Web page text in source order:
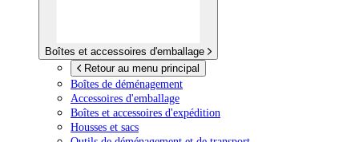
Boîtes et accessoires d'emballage
Retour au menu principal
Boîtes de déménagement
Accessoires d'emballage
Boîtes et accessoires d'expédition
Housses et sacs